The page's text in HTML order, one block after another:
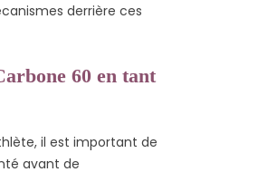
derrière ces
60 en tant
il est important de
avant de